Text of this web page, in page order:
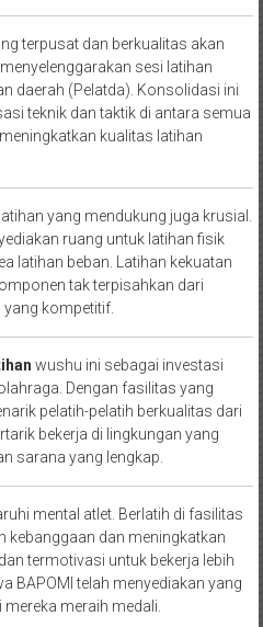
terpusat dan berkualitas akan
sesi latihan
daerah (Pelatda). Konsolidasi ini
teknik dan taktik di antara semua
kualitas latihan
yang mendukung juga krusial.
ruang untuk latihan fisik
latihan beban. Latihan kekuatan
tak terpisahkan dari
kompetitif.
wushu ini sebagai investasi
Dengan fasilitas yang
pelatih-pelatih berkualitas dari
bekerja di lingkungan yang
sarana yang lengkap.
mental atlet. Berlatih di fasilitas
kebanggaan dan meningkatkan
termotivasi untuk bekerja lebih
BAPOMI telah menyediakan yang
meraih medali.